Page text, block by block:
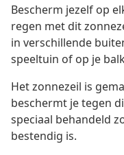
Bescherm jezelf op
regen met dit
in verschillende
speeltuin of op je
Het zonnezeil is
beschermt je tegen
speciaal behandeld
bestendig is.